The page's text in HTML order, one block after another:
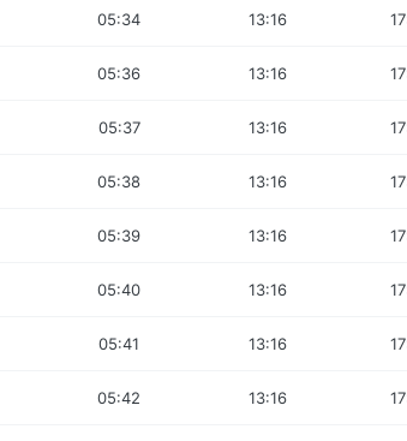
05:34 13:16
05:36 13:16
05:37 13:16
05:38 13:16
05:39 13:16
05:40 13:16
05:41 13:16
05:42 13:16